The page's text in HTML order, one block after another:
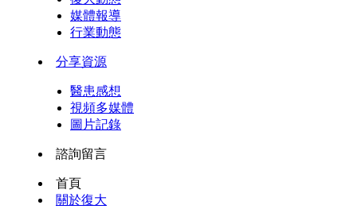
媒體報導
行業動態
分享資源
醫患感想
視頻多媒體
圖片記錄
諮詢留言
首頁
關於復大